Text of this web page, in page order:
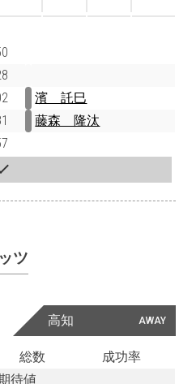
濱 託巳
藤森 隆汰
ツ
AWAY
高知
総数
成功率
待値